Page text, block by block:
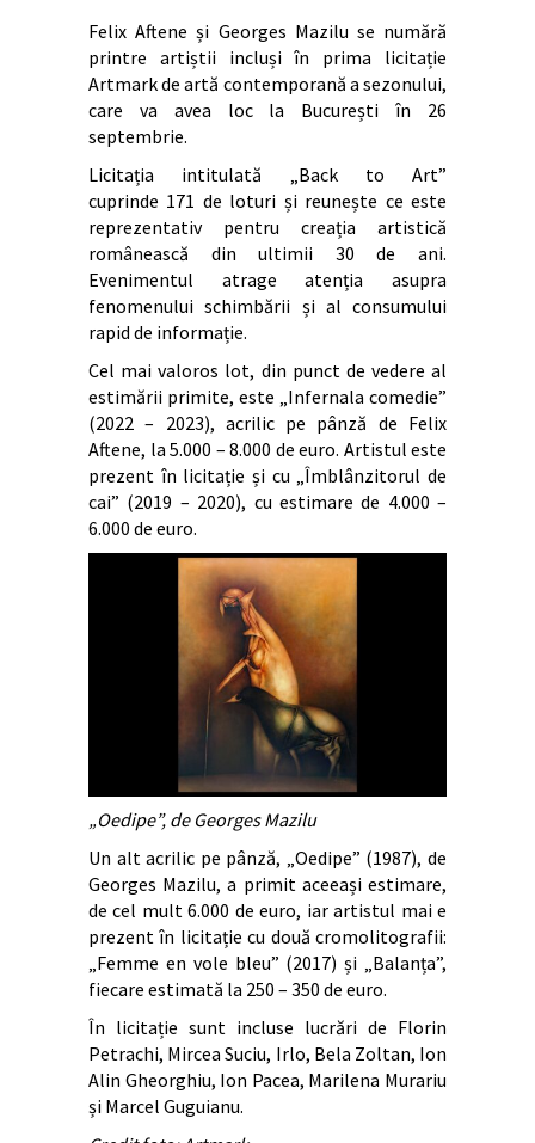
Felix Aftene și Georges Mazilu se numără
printre artiștii incluși în prima licitație
Artmark de artă contemporană a sezonului,
care va avea loc la București în 26
septembrie.
Licitația intitulată „Back to Art”
cuprinde 171 de loturi și reunește ce este
reprezentativ pentru creația artistică
românească din ultimii 30 de ani.
Evenimentul atrage atenția asupra
fenomenului schimbării și al consumului
rapid de informație.
Cel mai valoros lot, din punct de vedere al
estimării primite, este „Infernala comedie”
(2022 – 2023), acrilic pe pânză de Felix
Aftene, la 5.000 – 8.000 de euro. Artistul este
prezent în licitație și cu „Îmblânzitorul de
cai” (2019 – 2020), cu estimare de 4.000 –
6.000 de euro.
„Oedipe”, de Georges Mazilu
Un alt acrilic pe pânză, „Oedipe” (1987), de
Georges Mazilu, a primit aceeași estimare,
de cel mult 6.000 de euro, iar artistul mai e
prezent în licitație cu două cromolitografii:
„Femme en vole bleu” (2017) și „Balanța”,
fiecare estimată la 250 – 350 de euro.
În licitație sunt incluse lucrări de Florin
Petrachi, Mircea Suciu, Irlo, Bela Zoltan, Ion
Alin Gheorghiu, Ion Pacea, Marilena Murariu
și Marcel Guguianu.